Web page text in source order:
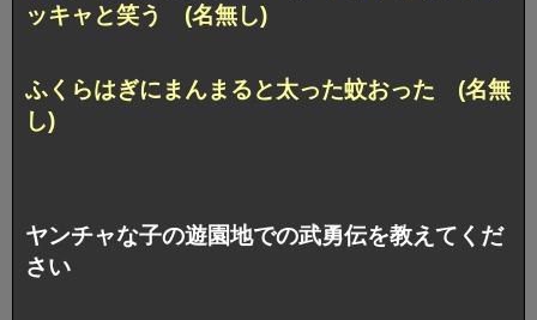
ッキャと笑う (名無し)
ふくらはぎにまんまると太った蚊おった (名無
し)
ヤンチャな子の遊園地での武勇伝を教えてくだ
さい